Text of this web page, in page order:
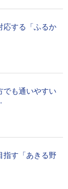
応する「ふるか
でも通いやすい
指す「あきる野